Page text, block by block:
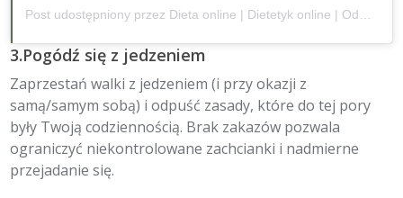
3.Pogódź się z jedzeniem
Zaprzestań walki z jedzeniem (i przy okazji z
samą/samym sobą) i odpuść zasady, które do tej pory
były Twoją codziennością. Brak zakazów pozwala
ograniczyć niekontrolowane zachcianki i nadmierne
przejadanie się.